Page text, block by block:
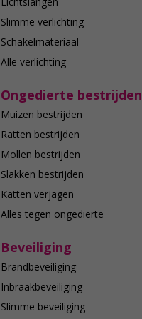
Slimme verlichting
Schakelmateriaal
Alle verlichting
Ongedierte bestrijden
Muizen bestrijden
Ratten bestrijden
Mollen bestrijden
Slakken bestrijden
Katten verjagen
Alles tegen ongedierte
Beveiliging
Brandbeveiliging
Inbraakbeveiliging
Slimme beveiliging